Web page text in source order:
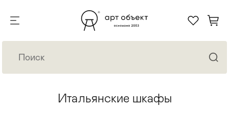
Итальянские шкафы